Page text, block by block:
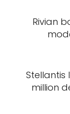
Rivian
Stellantis
million